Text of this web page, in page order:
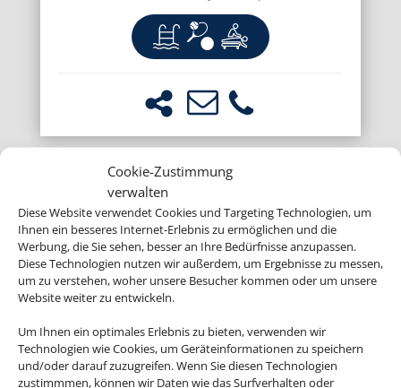
Cookie-Zustimmung
verwalten
Diese Website verwendet Cookies und Targeting Technologien, um
Ihnen ein besseres Internet-Erlebnis zu ermöglichen und die
Werbung, die Sie sehen, besser an Ihre Bedürfnisse anzupassen.
Diese Technologien nutzen wir außerdem, um Ergebnisse zu messen,
um zu verstehen, woher unsere Besucher kommen oder um unsere
Website weiter zu entwickeln.
Um Ihnen ein optimales Erlebnis zu bieten, verwenden wir
Technologien wie Cookies, um Geräteinformationen zu speichern
und/oder darauf zuzugreifen. Wenn Sie diesen Technologien
zustimmmen, können wir Daten wie das Surfverhalten oder